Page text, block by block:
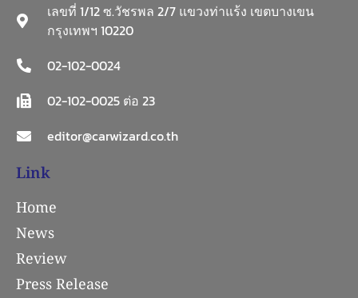
เลขที่ 1/12 ซ.วัชรพล 2/7 แขวงท่าแร้ง เขตบางเขน
กรุงเทพฯ 10220
02-102-0024
02-102-0025 ต่อ 23
editor@carwizard.co.th
Link
Home
News
Review
Press Release